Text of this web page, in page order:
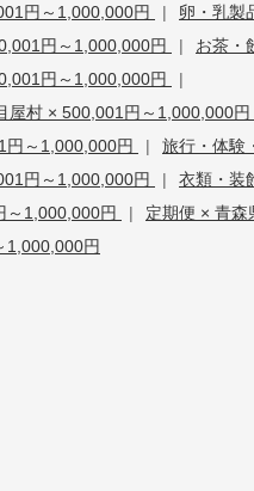
円～1,000,000円
| 卵・乳製
円～1,000,000円
| お茶・
円～1,000,000円
|
屋村 × 500,001円～1,000,000円
円～1,000,000円
| 旅行・体験
円～1,000,000円
| 衣類・装
～1,000,000円
| 定期便 × 青
1,000,000円